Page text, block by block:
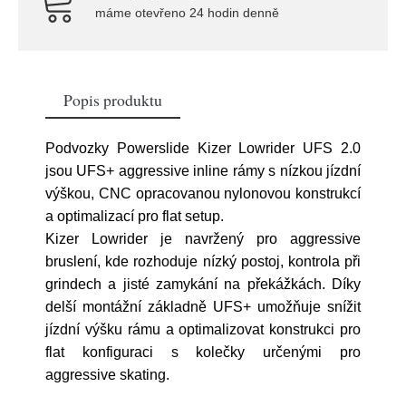
máme otevřeno 24 hodin denně
Popis produktu
Podvozky Powerslide Kizer Lowrider UFS 2.0
jsou UFS+ aggressive inline rámy s nízkou jízdní
výškou, CNC opracovanou nylonovou konstrukcí
a optimalizací pro flat setup.
Kizer Lowrider je navržený pro aggressive
bruslení, kde rozhoduje nízký postoj, kontrola při
grindech a jisté zamykání na překážkách. Díky
delší montážní základně UFS+ umožňuje snížit
jízdní výšku rámu a optimalizovat konstrukci pro
flat konfiguraci s kolečky určenými pro
aggressive skating.